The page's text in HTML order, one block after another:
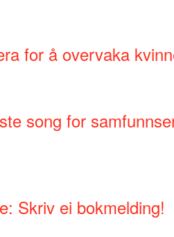
for å overvaka
song for
Skriv ei bokmelding!